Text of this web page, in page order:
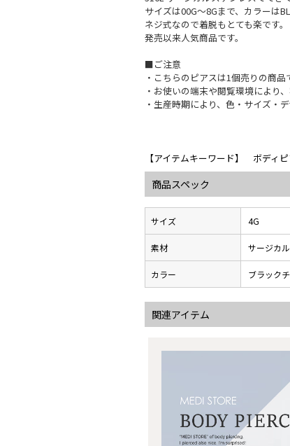
サイズは00G～8Gまで、カラーは
ネジ式なので着脱もとても楽です。
発売以来人気商品です。
■ご注意
・こちらのピアスは1個売りの商品
・お使いの端末や閲覧環境により
・生産時期により、色・サイズ・
【アイテムキーワード】 ボディ
商品スペック
サイズ 4G
素材 サージカ
カラー ブラック
関連アイテム